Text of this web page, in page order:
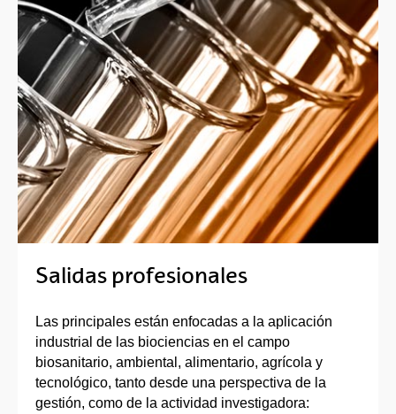
Salidas profesionales
Las principales están enfocadas a la aplicación
industrial de las biociencias en el campo
biosanitario, ambiental, alimentario, agrícola y
tecnológico, tanto desde una perspectiva de la
gestión, como de la actividad investigadora: